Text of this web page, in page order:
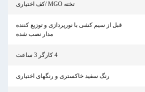
تخته MGO /کف اختیاری
قبل از سیم کشی با نورپردازی و توزیع کننده
مدار نصب شده
4 کارگر 3 ساعت
رنگ سفید خاکستری و رنگهای اختیاری